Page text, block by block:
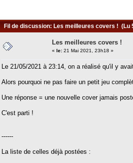
Fil de discussion: Les meilleures covers ! (Lu
Les meilleures covers !
« le: 21 Mai 2021, 23h18 »
Le 21/05/2021 à 23:14, on a réalisé qu'il y
Alors pourquoi ne pas faire un petit jeu
Une réponse = une nouvelle cover jamais
C'est parti !
------
La liste de celles déjà postées :